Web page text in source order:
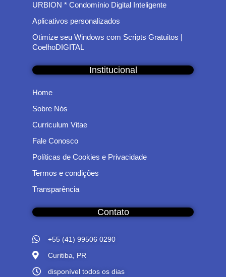
URBION * Condomínio Digital Inteligente
Aplicativos personalizados
Otimize seu Windows com Scripts Gratuitos |
CoelhoDIGITAL
Institucional
Home
Sobre Nós
Curriculum Vitae
Fale Conosco
Políticas de Cookies e Privacidade
Termos e condições
Transparência
Contato
+55 (41) 99506 0290
Curitiba, PR
disponível todos os dias